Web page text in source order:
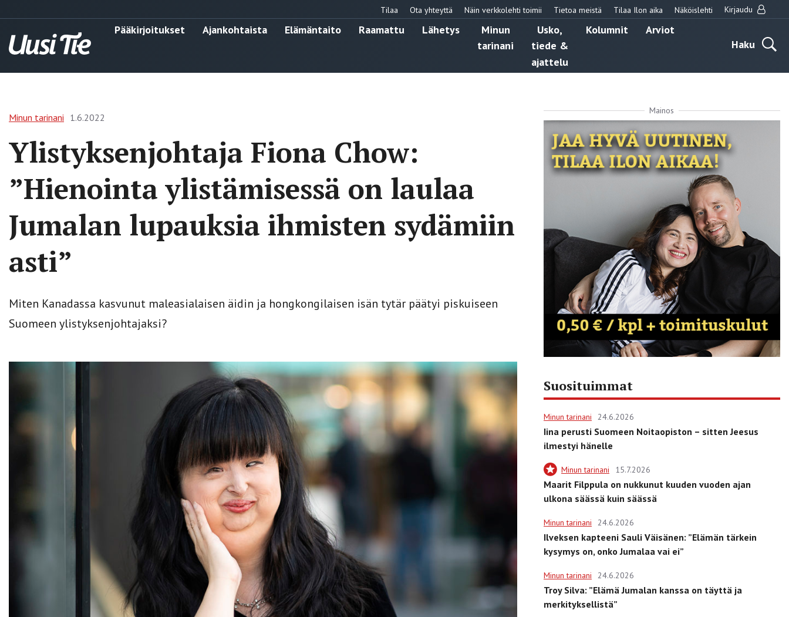
Tilaa Ota yhteyttä Näin verkkolehti toimii Tietoa meistä Tilaa Ilon aika Näköislehti Kirjaudu
Pääkirjoitukset Ajankohtaista Elämäntaito Raamattu Lähetys
Minun
tarinani
Usko,
tiede &
ajattelu
Kolumnit
Arviot
Haku
Minun tarinani 1.6.2022
Ylistyksenjohtaja Fiona Chow:
”Hienointa ylistämisessä on laulaa
Jumalan lupauksia ihmisten sydämiin
asti”
Miten Kanadassa kasvunut maleasialaisen äidin ja hongkongilaisen isän tytär päätyi piskuiseen
Suomeen ylistyksenjohtajaksi?
Mainos
Suosituimmat
Minun tarinani 24.6.2026
Iina perusti Suomeen Noitaopiston – sitten Jeesus
ilmestyi hänelle
Minun tarinani 15.7.2026
Maarit Filppula on nukkunut kuuden vuoden ajan
ulkona säässä kuin säässä
Minun tarinani 24.6.2026
Ilveksen kapteeni Sauli Väisänen: ”Elämän tärkein
kysymys on, onko Jumalaa vai ei”
Minun tarinani 24.6.2026
Troy Silva: ”Elämä Jumalan kanssa on täyttä ja
merkityksellistä”